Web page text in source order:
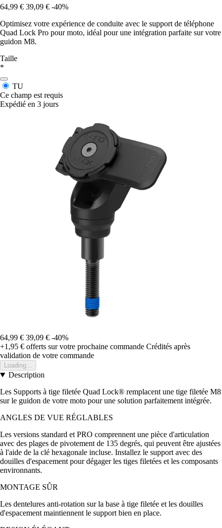
64,99 € 39,09 € -40%
Optimisez votre expérience de conduite avec le support de téléphone
Quad Lock Pro pour moto, idéal pour une intégration parfaite sur votre
guidon M8.
Taille
*
TU
Ce champ est requis
Expédié en 3 jours
64,99 € 39,09 € -40%
+1,95 € offerts sur votre prochaine commande Crédités après
validation de votre commande
Loading...
Description
Les Supports à tige filetée Quad Lock® remplacent une tige filetée M8
sur le guidon de votre moto pour une solution parfaitement intégrée.
ANGLES DE VUE RÉGLABLES
Les versions standard et PRO comprennent une pièce d'articulation
avec des plages de pivotement de 135 degrés, qui peuvent être ajustées
à l'aide de la clé hexagonale incluse. Installez le support avec des
douilles d'espacement pour dégager les tiges filetées et les composants
environnants.
MONTAGE SÛR
Les dentelures anti-rotation sur la base à tige filetée et les douilles
d'espacement maintiennent le support bien en place.